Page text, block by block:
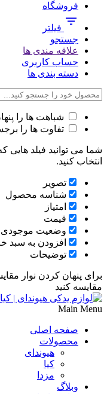
فروشگاه
فیلتر
جستجو
علاقه مندی ها
حساب کاربری
دسته بندی ها
شباهت ها را
تفاوت ها را
شما می توانید فیلد هایی
انتخاب کنید.
تصویر
شناسه محصول
امتیاز
قیمت
وضعیت
افزودن به سبد
توضیحات
برای پنهان کردن نوار
مقایسه کنید
Main Menu
صفحه اصلی
محصولات
هیوندای
کیا
مزدا
وبلاگ